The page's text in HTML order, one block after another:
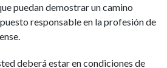
puedan demostrar un camino
responsable en la profesión de
deberá estar en condiciones de